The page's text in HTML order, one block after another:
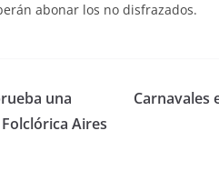
abonar los no disfrazados.
una
Aires
Carnavales